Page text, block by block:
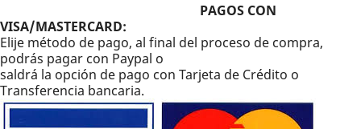
PAGOS CON
VISA/MASTERCARD:
Elije método de pago, al final del proceso de compra,
podrás pagar con Paypal o
saldrá la opción de pago con Tarjeta de Crédito o
Transferencia bancaria.